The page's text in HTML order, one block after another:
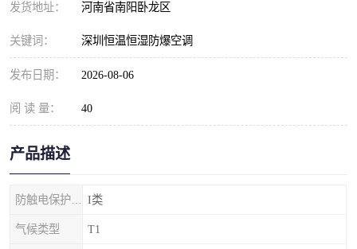
发货地址： 河南省南阳卧龙区
关键词： 深圳恒温恒湿防爆空调
发布日期： 2026-08-06
阅 读 量： 40
产品描述
I类
气候类型 T1